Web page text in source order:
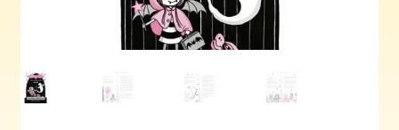
Auringon kirja- ja paperipuodit verkossa
Media